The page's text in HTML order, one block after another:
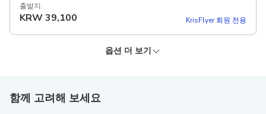
1인만 이용 가능하며, 여러 투숙객과 함께 이용할 수 없
습니다.
비수요시간은 오후 3시 이전이고, 혼잡시간은 오후 4
시 이후이며, 요일과 관계없이 적용됩니다.
출발지:
KRW39,100 KrisFlyer 회원 전용
즉시 확정 무료 취소
4개의 스카이라이드(정상으로 가는)와 4개의 루지라이
옵션 더 보기
함께 고려해 보세요